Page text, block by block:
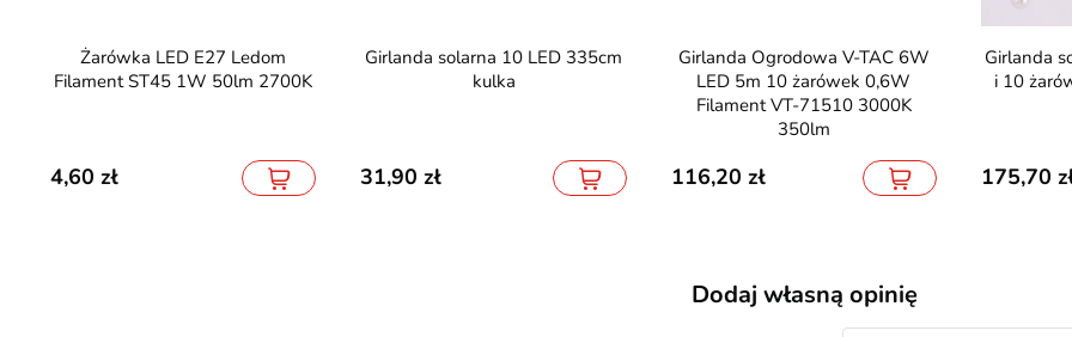
Żarówka LED E27 Ledom
Filament ST45 1W 50lm 2700K
4,60
Girlanda solarna 10 LED 335cm
kulka
31,90
Girlanda Ogrodowa V-TAC 6W
LED 5m 10 żarówek 0,6W
Filament VT-71510 3000K
350lm
116,20
Girlanda solarna ogrodowa 10m
i 10
175,70
Dodaj własną opinię